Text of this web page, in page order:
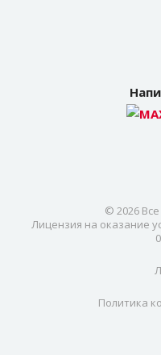
© 2026
Лицензия на оказание
Политика